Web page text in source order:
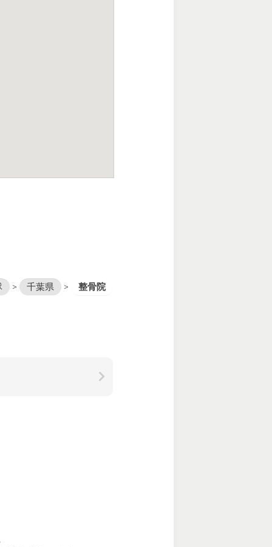
> 千葉県 > 整骨院